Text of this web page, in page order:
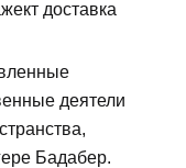
доставка
деятели
Бадабер.